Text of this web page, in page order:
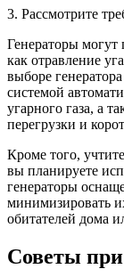
3. Рассмотрите
Генераторы могут
как отравление
выборе
системой
угарного газа, а
перегрузки и
Кроме того,
вы планируете
генераторы
минимизировать
обитателей дома
Советы при